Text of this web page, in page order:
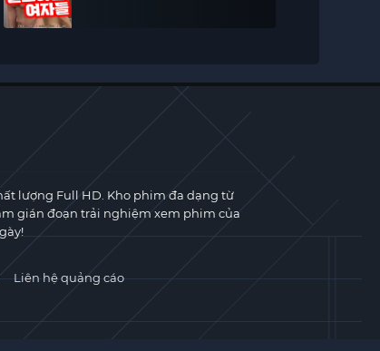
lượng Full HD. Kho phim đa dạng từ
gián đoạn trải nghiệm xem phim của
Liên hệ quảng cáo